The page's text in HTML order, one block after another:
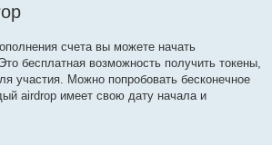
счета вы можете начать
бесплатная возможность получить токены,
участия. Можно попробовать бесконечное
airdrop имеет свою дату начала и